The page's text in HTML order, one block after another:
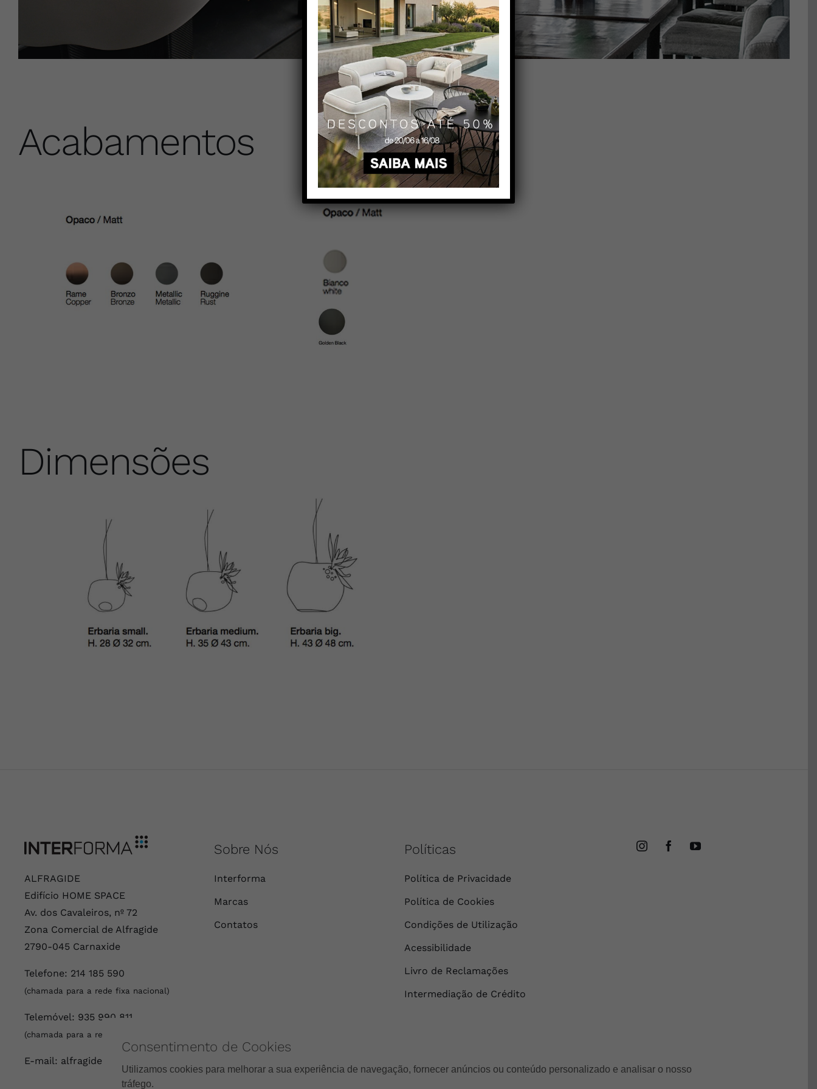
Acabamentos
Dimensões
ALFRAGIDE
Edifício HOME SPACE
Av. dos Cavaleiros, nº 72
Zona Comercial de Alfragide
2790-045 Carnaxide
Telefone: 214 185 590
(chamada para a rede fixa nacional)
Telemóvel: 935 990 811
(chamada para a rede móvel nacional)
E-mail: alfragide@interforma.com.pt
Sobre Nós
Interforma
Marcas
Contatos
Políticas
Política de Privacidade
Política de Cookies
Condições de Utilização
Acessibilidade
Livro de Reclamações
Intermediação de Crédito
Consentimento de Cookies
Utilizamos cookies para melhorar a sua experiência de navegação, fornecer anúncios ou conteúdo personalizado e analisar o nosso
tráfego.